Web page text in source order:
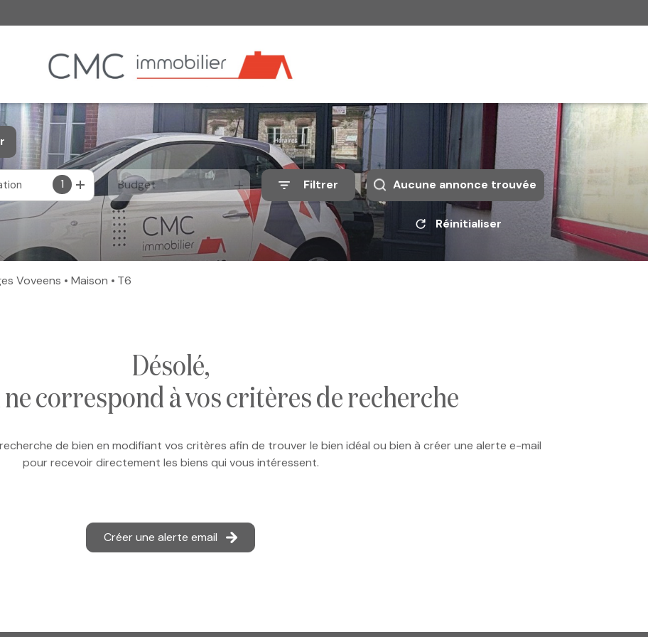
1 Budget Filtrer Aucune annonce trouvée
Réinitialiser
Voveens Maison T6
désolé,
correspond à vos critères de recherche
de bien en modifiant vos critères afin de trouver le bien idéal ou bien à créer une alerte e-mail
pour recevoir directement les biens qui vous intéressent.
Créer une alerte email